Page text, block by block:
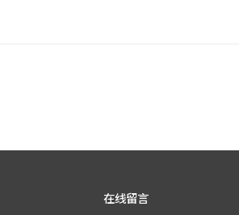
在线留言